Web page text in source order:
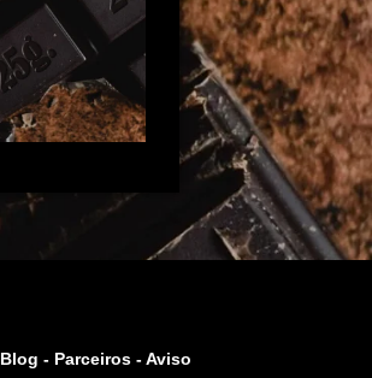
Blog - Parceiros -Aviso